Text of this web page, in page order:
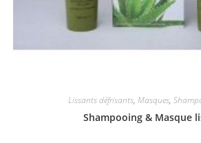
Lissants défrisants, Masques,
Shampooing & Masque